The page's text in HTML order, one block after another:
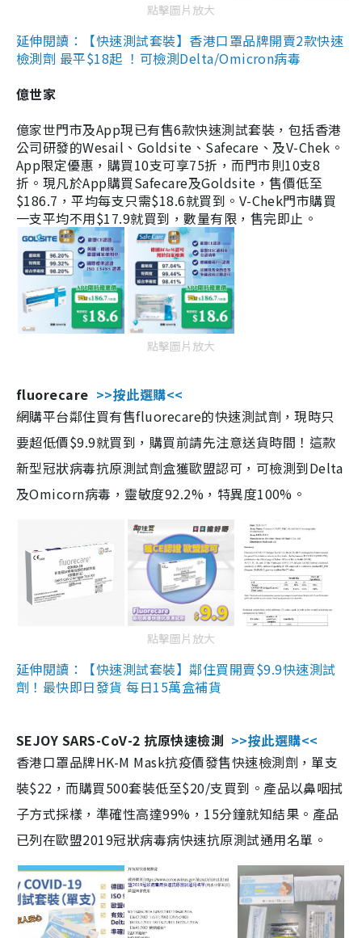
點擊圖片放大
延伸閱讀：【快速測試套裝】香港口罩品牌開賣2款快速
檢測劑 最平$18起 ！可檢測Delta/Omicron病毒
億世家
億家世門市及App現已有售6款快速測試套裝，包括香港
公司研發的Wesail、Goldsite、Safecare、及V-Chek。
App限定優惠，購買10支可享75折，而門市則10支8
折。現凡於App購買Safecare及Goldsite，售價低至
$186.7，平均每支只需$18.6就買到。V-Chek門市購買
一支平均不用$17.9就買到，數量有限，售完即止。
點擊圖片放大
fluorecare >>按此選購<<
網購平台鄰住買有售fluorecare的快速測試劑，現時只
要超低價$9.9就買到，購買前請先注意送貨時間！這款
新型冠狀病毒抗原測試劑盒獲歐盟認可，可檢測到Delta
及Omicorn病毒，靈敏度92.2%，特異度100%。
點擊圖片放大
延伸閱讀：【快速測試套裝】鄰住買開賣$9.9快速測試
劑！最快即日發貨 每日15萬盒補貨
SEJOY SARS-CoV-2 抗原快速檢測 >>按此選購<<
香港口罩品牌HK-M Mask抗疫價發售快速檢測劑，單支
裝$22，而購買500套裝低至$20/支買到。產品以鼻咽拭
子方式採樣，準確性高達99%，15分鐘就知結果。產品
已列在歐盟2019冠狀病毒病快速抗原測試通用名單。